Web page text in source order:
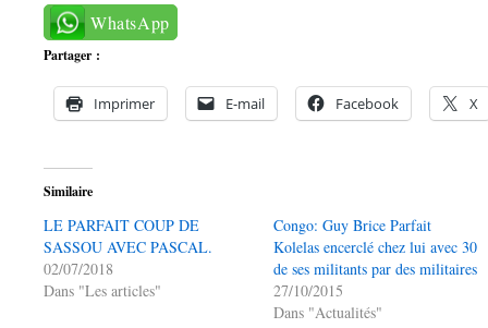
WhatsApp
Partager :
Imprimer E-mail Facebook X
Similaire
LE PARFAIT COUP DE
SASSOU AVEC PASCAL.
02/07/2018
Dans "Les articles"
Congo: Guy Brice Parfait
Kolelas encerclé chez lui avec 30
de ses militants par des militaires
27/10/2015
Dans "Actualités"